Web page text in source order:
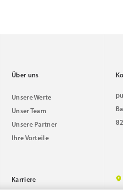
Über uns
Unsere Werte
Unser Team
Unsere Partner
Ihre Vorteile
Karriere